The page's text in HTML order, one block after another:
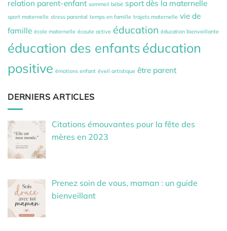
relation parent-enfant sommeil bébé sport dès la maternelle
sport maternelle stress parental temps en famille trajets maternelle vie de
famille école maternelle écoute active éducation éducation bienveillante
éducation des enfantséducation
positive émotions enfant éveil artistique être parent
DERNIERS ARTICLES
Citations émouvantes pour la fête des
mères en 2023
Prenez soin de vous, maman : un guide
bienveillant